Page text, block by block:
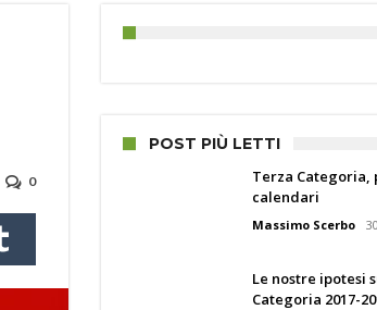
0
POST PIÙ LETTI
Terza Categoria,
calendari
Massimo Scerbo
Le nostre ipotesi
Categoria 2017-